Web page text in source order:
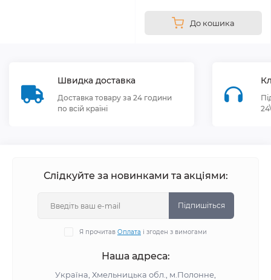
До кошика
Швидка доставка
Доставка товару за 24 години
по всій країні
Слідкуйте за новинками та акціями:
Підпишіться
Я прочитав Оплата і згоден з вимогами
Наша адреса:
Україна, Хмельницька обл., м.Полонне,